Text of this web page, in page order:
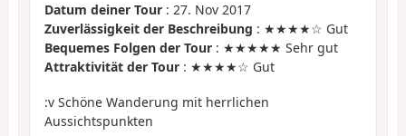
Datum deiner Tour : 27. Nov 2017
Zuverlässigkeit der Beschreibung : ★★★★☆ Gut
Bequemes Folgen der Tour : ★★★★★ Sehr gut
Attraktivität der Tour : ★★★★☆ Gut
:v Schöne Wanderung mit herrlichen
Aussichtspunkten